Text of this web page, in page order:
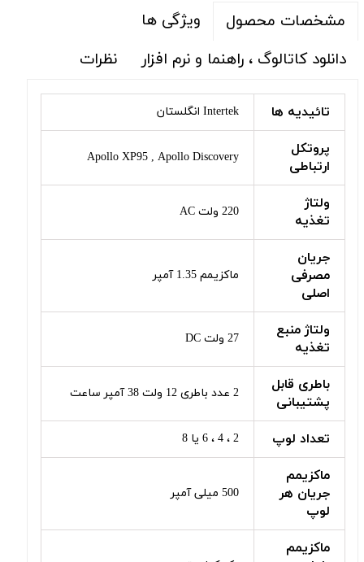
مشخصات محصول
ویژگی ها
دانلود کاتالوگ ، راهنما و نرم افزار
نظرات
تائیدیه ها Intertek انگلستان
پروتکل
ارتباطی
Apollo XP95 , Apollo Discovery
ولتاژ
تغذیه
220 ولت AC
جریان
مصرفی
اصلی
ماکزیمم 1.35 آمپر
ولتاژ منبع
تغذیه
27 ولت DC
باطری قابل
پشتیبانی
2 عدد باطری 12 ولت 38 آمپر ساعت
تعداد لوپ 2 ، 4 ، 6 یا 8
ماکزیمم
جریان هر
لوپ
500 میلی آمپر
ماکزیمم